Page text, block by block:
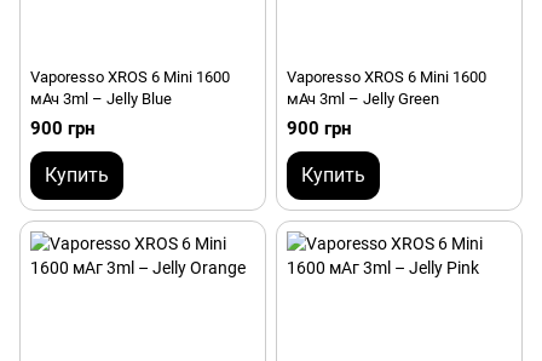
Vaporesso XROS 6 Mini 1600
мАч 3ml – Jelly Blue
900 грн
Купить
Vaporesso XROS 6 Mini 1600
мАч 3ml – Jelly Green
900 грн
Купить